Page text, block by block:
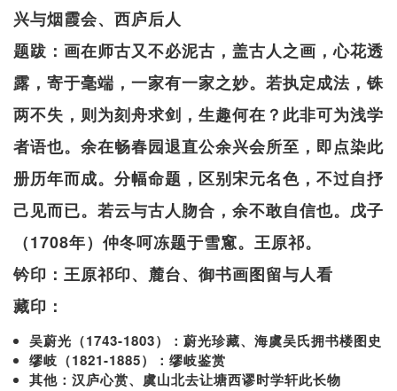
兴与烟霞会、西庐后人
题跋：画在师古又不必泥古，盖古人之画，心花透
露，寄于毫端，一家有一家之妙。若执定成法，铢
两不失，则为刻舟求剑，生趣何在？此非可为浅学
者语也。余在畅春园退直公余兴会所至，即点染此
册历年而成。分幅命题，区别宋元名色，不过自抒
己见而已。若云与古人肳合，余不敢自信也。戊子
（1708年）仲冬呵冻题于雪窻。王原祁。
钤印：王原祁印、麓台、御书画图留与人看
藏印：
吴蔚光（1743-1803）：蔚光珍藏、海虞吴氏拥书楼图史
缪岐（1821-1885）：缪岐鉴赏
其他：汉庐心赏、虞山北去让塘西谬时学轩此长物